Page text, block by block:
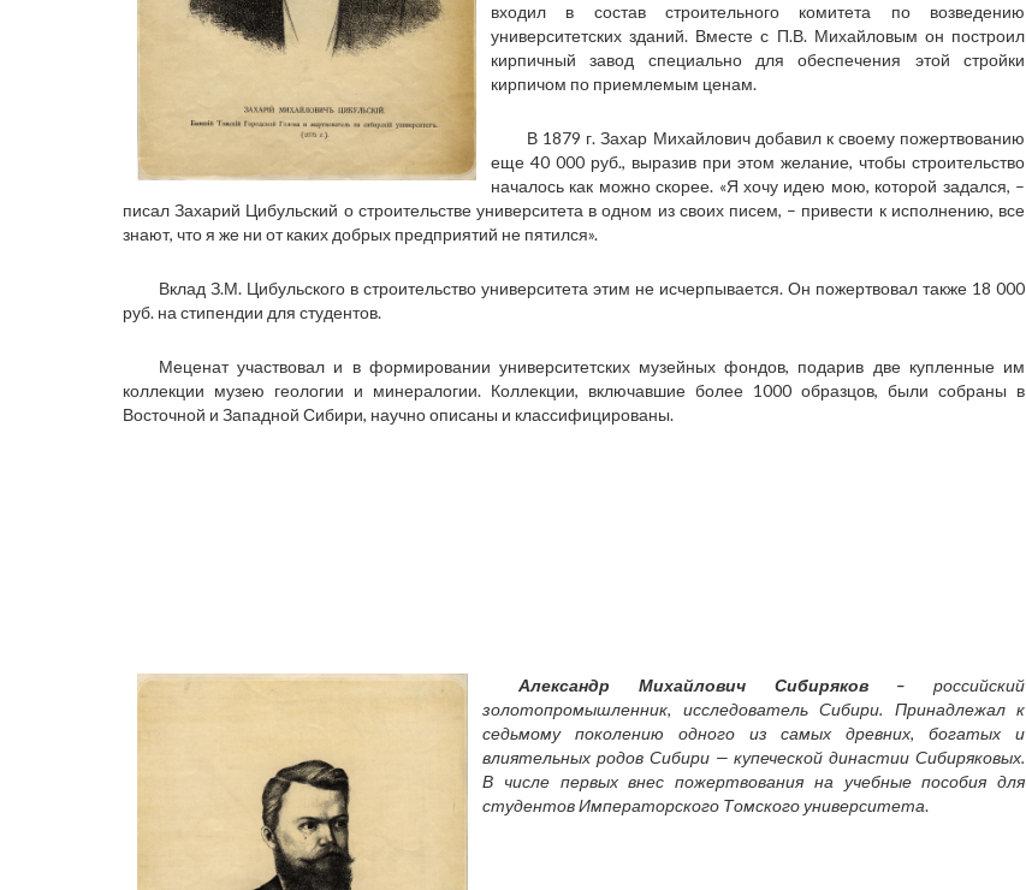
входил в состав строительного комитета по возведению
университетских зданий. Вместе с П.В. Михайловым он построил
кирпичный завод специально для обеспечения этой стройки
кирпичом по приемлемым ценам.
В 1879 г. Захар Михайлович добавил к своему пожертвованию
еще 40 000 руб., выразив при этом желание, чтобы строительство
началось как можно скорее. «Я хочу идею мою, которой задался, –
писал Захарий Цибульский о строительстве университета в одном из своих писем, – привести к исполнению, все
знают, что я же ни от каких добрых предприятий не пятился».
Вклад З.М. Цибульского в строительство университета этим не исчерпывается. Он пожертвовал также 18 000
руб. на стипендии для студентов.
Меценат участвовал и в формировании университетских музейных фондов, подарив две купленные им
коллекции музею геологии и минералогии. Коллекции, включавшие более 1000 образцов, были собраны в
Восточной и Западной Сибири, научно описаны и классифицированы.
Александр Михайлович Сибиряков – российский
золотопромышленник, исследователь Сибири. Принадлежал к
седьмому поколению одного из самых древних, богатых и
влиятельных родов Сибири — купеческой династии Сибиряковых.
В числе первых внес пожертвования на учебные пособия для
студентов Императорского Томского университета.